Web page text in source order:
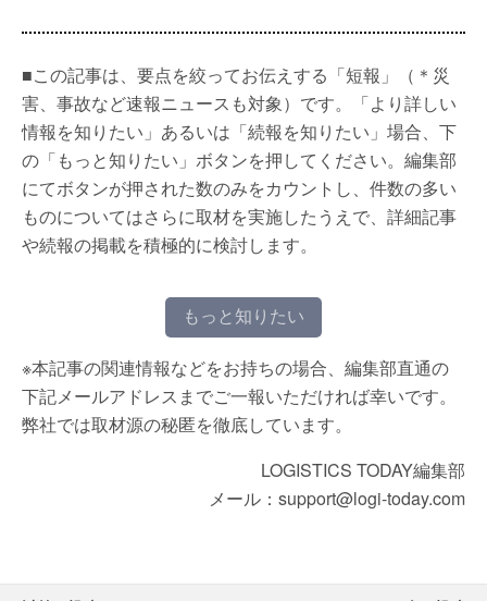
■この記事は、要点を絞ってお伝えする「短報」（＊災
害、事故など速報ニュースも対象）です。「より詳しい
情報を知りたい」あるいは「続報を知りたい」場合、下
の「もっと知りたい」ボタンを押してください。編集部
にてボタンが押された数のみをカウントし、件数の多い
ものについてはさらに取材を実施したうえで、詳細記事
や続報の掲載を積極的に検討します。
もっと知りたい
※本記事の関連情報などをお持ちの場合、編集部直通の
下記メールアドレスまでご一報いただければ幸いです。
弊社では取材源の秘匿を徹底しています。
LOGISTICS TODAY編集部
メール：support@logi-today.com